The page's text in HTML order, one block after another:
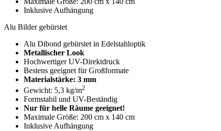
Inklusive Aufhängung
Alu Bilder gebürstet
Alu Dibond gebürstet in Edelstahloptik
Metallischer Look
Hochwertiger UV-Direktdruck
Bestens geeignet für Großformate
Materialstärke: 3 mm
Gewicht: 5,3 kg/m2
Formstabil und UV-Beständig
Nur für helle Räume geeignet!
Maximale Größe: 200 cm x 140 cm
Inklusive Aufhängung